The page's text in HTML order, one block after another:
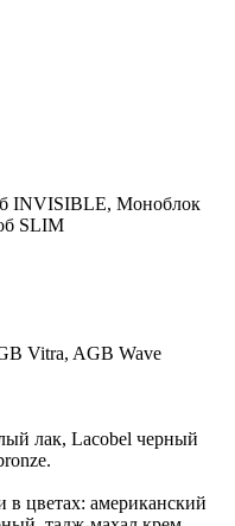
INVISIBLE, Моноблок
SLIM
Vitra, AGB Wave
лак, Lacobel черный
цветах: американский